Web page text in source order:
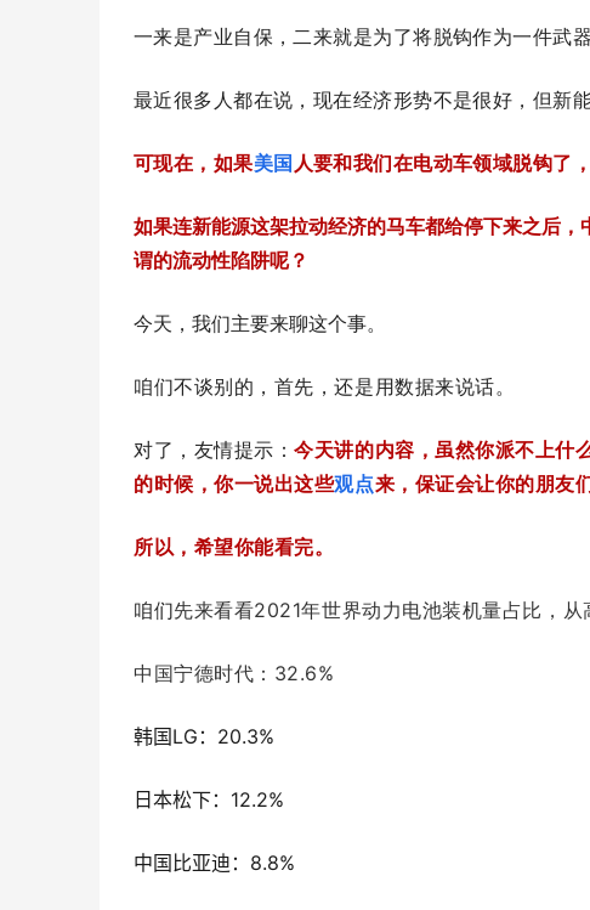
一来是产业自保，二来就是为了将脱钩作为一件武
最近很多人都在说，现在经济形势不是很好，但新
可现在，如果美国人要和我们在电动车领域脱钩了
如果连新能源这架拉动经济的马车都给停下来之后
谓的流动性陷阱呢？
今天，我们主要来聊这个事。
咱们不谈别的，首先，还是用数据来说话。
对了，友情提示：今天讲的内容，虽然你派不上什
的时候，你一说出这些观点来，保证会让你的朋友
所以，希望你能看完。
咱们先来看看2021年世界动力电池装机量占比，从
中国宁德时代：32.6%
韩国LG：20.3%
日本松下：12.2%
中国比亚迪：8.8%